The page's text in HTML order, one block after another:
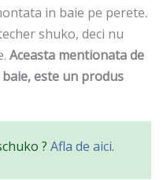
in baie pe perete.
shuko, deci nu
Aceasta mentionata de
este un produs
? Afla de aici.